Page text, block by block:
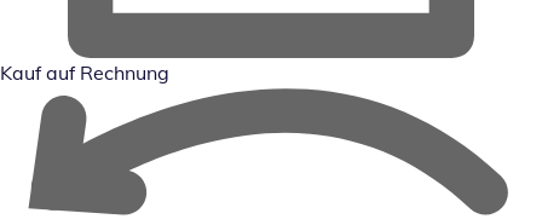
Kauf auf Rechnung